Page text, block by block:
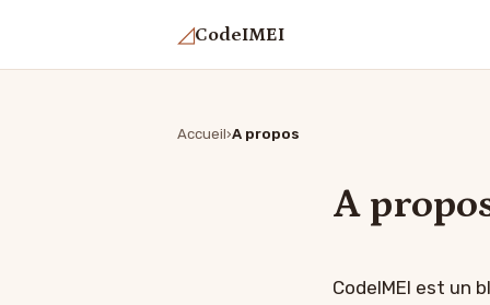
◿CodeIMEI
Accueil A propos
A
CodeIMEI est un